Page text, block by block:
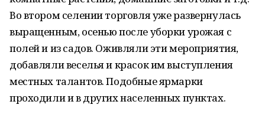
Во втором селении торговля уже развернулась
выращенным, осенью после уборки урожая с
полей и из садов. Оживляли эти мероприятия,
добавляли веселья и красок им выступления
местных талантов. Подобные ярмарки
проходили и в других населенных пунктах.